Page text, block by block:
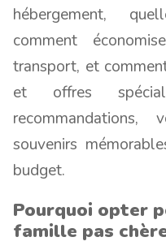
hébergement,
comment
transport, et
et offres
souvenirs
budget.
Pourquoi opter
famille pas